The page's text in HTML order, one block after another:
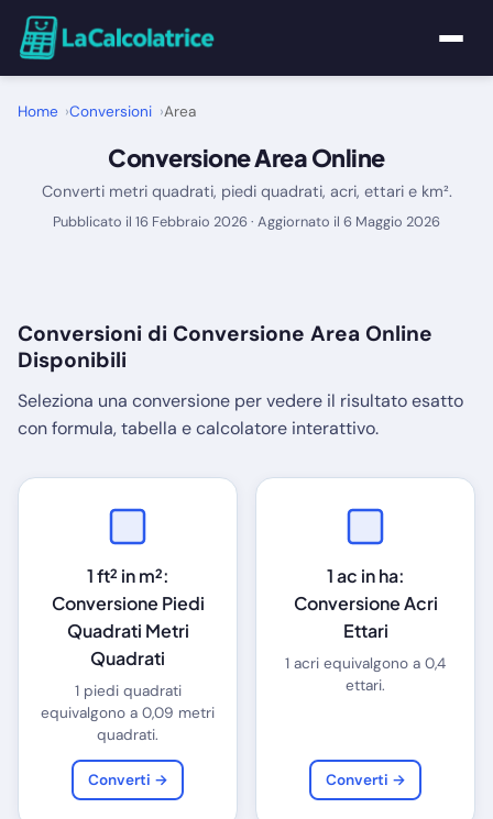
Home
Calcolatrici
Matematica
Tutte le Calcolatrici
Blog
Home Conversioni Area
Conversione Area Online
Converti metri quadrati, piedi quadrati, acri, ettari e km².
Pubblicato il 16 Febbraio 2026 · Aggiornato il 6 Maggio 2026
Conversioni di Conversione Area Online
Disponibili
Seleziona una conversione per vedere il risultato esatto
con formula, tabella e calcolatore interattivo.
1 ft² in m²:
Conversione Piedi
Quadrati Metri
Quadrati
1 piedi quadrati
equivalgono a 0,09 metri
quadrati.
Converti →
1 ac in ha:
Conversione Acri
Ettari
1 acri equivalgono a 0,4
ettari.
Converti →